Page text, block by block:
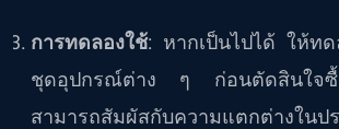
การทดลองใช้: หากเป็นไปได้ ให้ทด
ชุดอุปกรณ์ต่าง ๆ ก่อนตัดสินใจ
สามารถสัมผัสกับความแตกต่างในป